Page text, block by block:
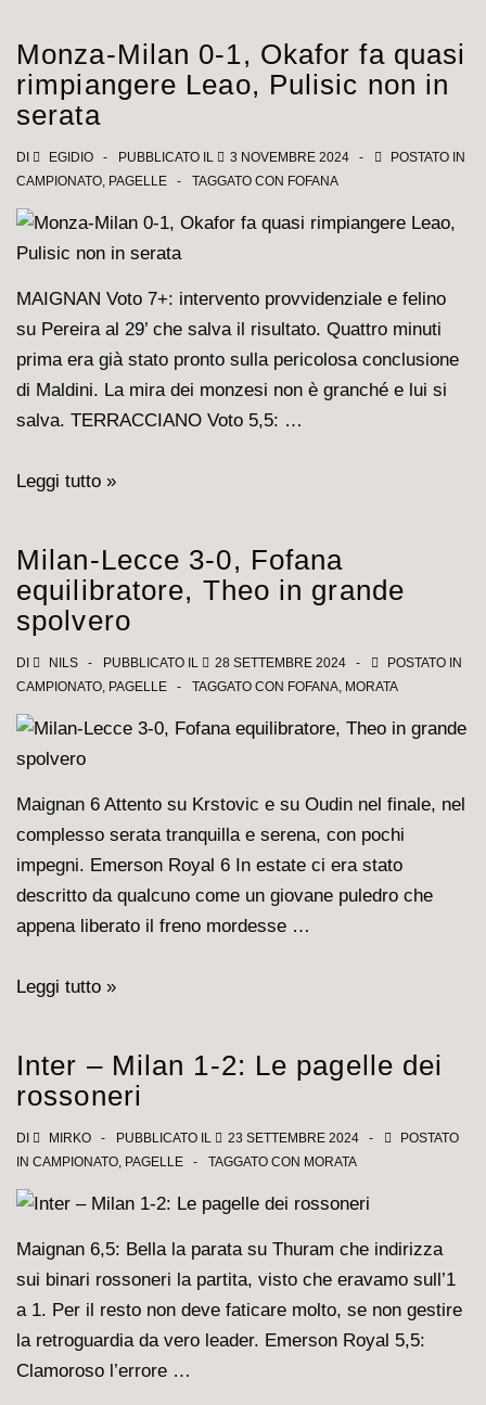
le
pagelle
rossonere
Monza-Milan 0-1, Okafor fa quasi
rimpiangere Leao, Pulisic non in
serata
DI EGIDIO PUBBLICATO IL 3 NOVEMBRE 2024
POSTATO IN
CAMPIONATO, PAGELLE TAGGATO CON FOFANA
MAIGNAN Voto 7+: intervento provvidenziale e felino
su Pereira al 29’ che salva il risultato. Quattro minuti
prima era già stato pronto sulla pericolosa conclusione
di Maldini. La mira dei monzesi non è granché e lui si
salva. TERRACCIANO Voto 5,5: …
Monza-
1,
Okafor
fa
quasi
rimpiangere
Leao,
Pulisic
in
serata
Leggi tutto »
Milan-Lecce 3-0, Fofana
equilibratore, Theo in grande
spolvero
DI NILS PUBBLICATO IL 28 SETTEMBRE 2024
POSTATO IN
CAMPIONATO, PAGELLE TAGGATO CON FOFANA, MORATA
Maignan 6 Attento su Krstovic e su Oudin nel finale, nel
complesso serata tranquilla e serena, con pochi
impegni. Emerson Royal 6 In estate ci era stato
descritto da qualcuno come un giovane puledro che
appena liberato il freno mordesse …
Milan-
0,
Fofana
equilibratore,
Theo
in
spolvero
Leggi tutto »
Inter – Milan 1-2: Le pagelle dei
rossoneri
DI MIRKO PUBBLICATO IL 23 SETTEMBRE 2024
IN CAMPIONATO, PAGELLE TAGGATO CON MORATA
Maignan 6,5: Bella la parata su Thuram che indirizza
sui binari rossoneri la partita, visto che eravamo sull’1
a 1. Per il resto non deve faticare molto, se non gestire
la retroguardia da vero leader. Emerson Royal 5,5:
Clamoroso l’errore …